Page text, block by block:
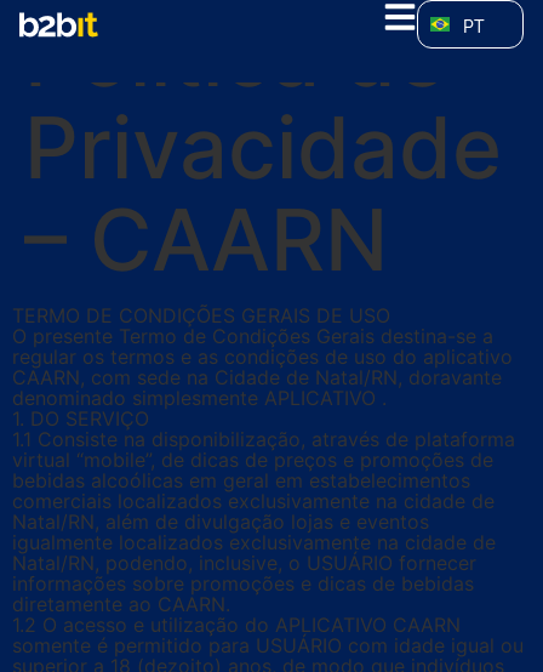
PT
Politica de
Privacidade
– CAARN
TERMO DE CONDIÇÕES GERAIS DE USO
O presente Termo de Condições Gerais destina-se a
regular os termos e as condições de uso do aplicativo
CAARN, com sede na Cidade de Natal/RN, doravante
denominado simplesmente APLICATIVO .
1. DO SERVIÇO
1.1 Consiste na disponibilização, através de plataforma
virtual “mobile”, de dicas de preços e promoções de
bebidas alcoólicas em geral em estabelecimentos
comerciais localizados exclusivamente na cidade de
Natal/RN, além de divulgação lojas e eventos
igualmente localizados exclusivamente na cidade de
Natal/RN, podendo, inclusive, o USUÁRIO fornecer
informações sobre promoções e dicas de bebidas
diretamente ao CAARN.
1.2 O acesso e utilização do APLICATIVO CAARN
somente é permitido para USUÁRIO com idade igual ou
superior a 18 (dezoito) anos, de modo que indivíduos